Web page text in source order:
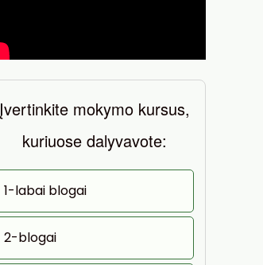
Įvertinkite mokymo kursus,
kuriuose dalyvavote:
1-labai blogai
2-blogai